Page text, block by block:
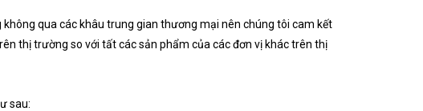
qua các khâu trung gian thương mại nên chúng tôi cam kết
thị trường so với tất các sản phẩm của các đơn vị khác trên thị
sau: